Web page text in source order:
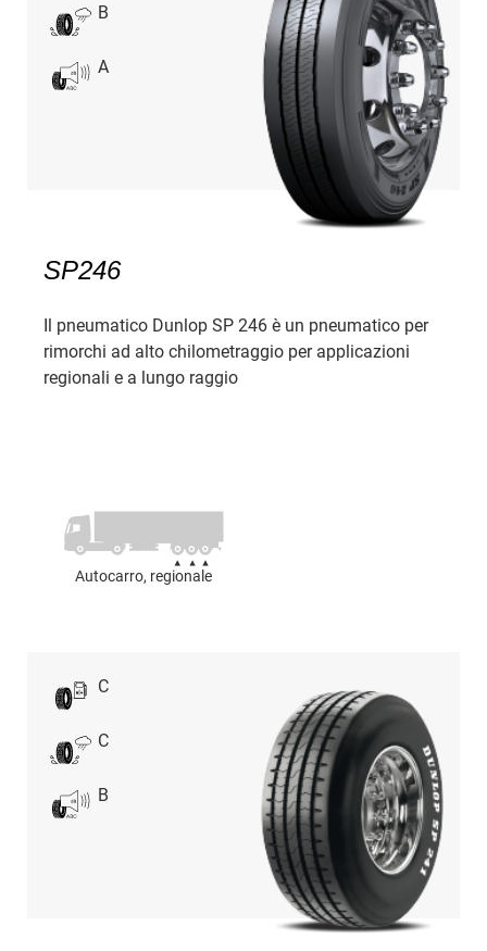
B
A
SP246
Il pneumatico Dunlop SP 246 è un pneumatico per
rimorchi ad alto chilometraggio per applicazioni
regionali e a lungo raggio
Autocarro, regionale
C
C
B